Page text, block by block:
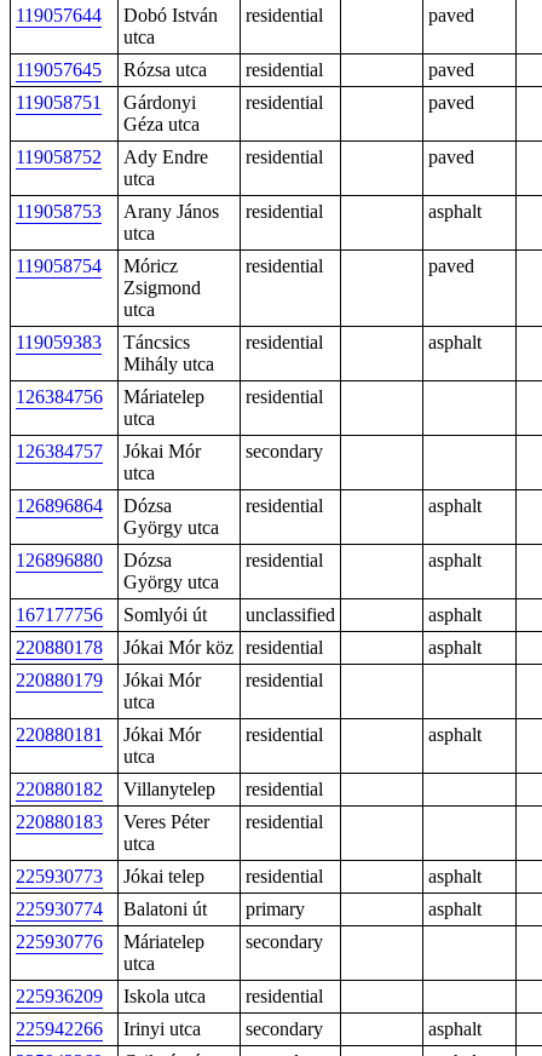
119057644
Dobó István
utca
residential paved
119057645 Rózsa utca residential
paved
119058751
Gárdonyi
Géza utca
residential paved
119058752
Ady Endre
utca
residential paved
119058753
Arany János
utca
residential asphalt
119058754
Móricz
Zsigmond
utca
residential paved
119059383
Táncsics
Mihály utca
residential asphalt
126384756
Máriatelep
utca
residential
126384757
Jókai Mór
utca
secondary
126896864
Dózsa
György utca
residential asphalt
126896880
Dózsa
György utca
residential asphalt
167177756 Somlyói út unclassified
asphalt
220880178
Jókai Mór köz residential
asphalt
220880179
Jókai Mór
utca
residential
220880181
Jókai Mór
utca
residential asphalt
220880182 Villanytelep
residential
220880183
Veres Péter
utca
residential
225930773 Jókai telep residential
asphalt
225930774
Balatoni út primary
asphalt
225930776
Máriatelep
utca
secondary
225936209 Iskola utca
residential
225942266
Irinyi utca secondary
asphalt